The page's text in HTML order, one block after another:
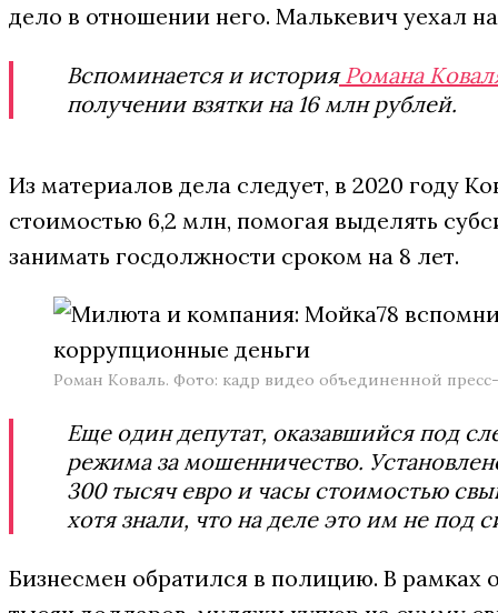
дело в отношении него. Малькевич уехал
Вспоминается и историяРомана
получении взятки на 16 млн рублей.
Из материалов дела следует, в 2020 году
стоимостью 6,2 млн, помогая выделять
занимать госдолжности сроком на 8 лет.
Роман Коваль. Фото: кадр видео объединенной
Еще один депутат, оказавшийся под
режима за мошенничество.
300 тысяч евро и часы стоимостью
хотя знали, что на деле это им не под
Бизнесмен обратился в полицию. В рамках